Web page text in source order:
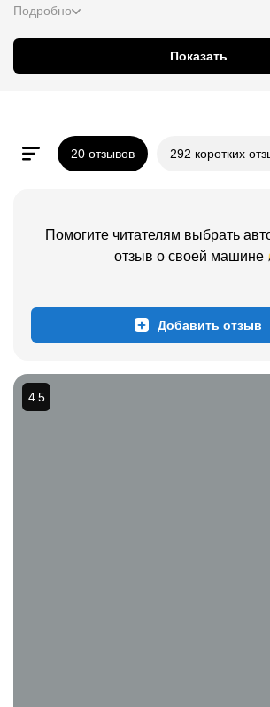
Подробно
Показать
20 отзывов 292 коротких
Помогите читателям выбрать
отзыв о своей машине
Добавить отзыв
4.5